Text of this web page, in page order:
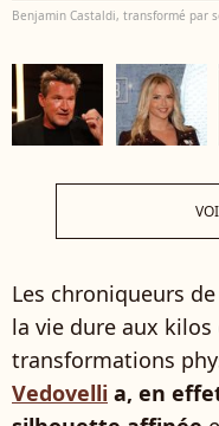
Benjamin Castaldi, transformé par
Les chroniqueurs de
la vie dure aux
transformations
Vedovelli a, en